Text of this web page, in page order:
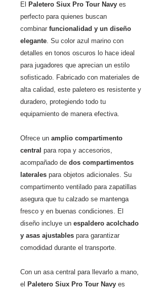
El Paletero Siux Pro Tour Navy es
perfecto para quienes buscan
combinar funcionalidad y un diseño
elegante. Su color azul marino con
detalles en tonos oscuros lo hace ideal
para jugadores que aprecian un estilo
sofisticado. Fabricado con materiales de
alta calidad, este paletero es resistente y
duradero, protegiendo todo tu
equipamiento de manera efectiva.
Ofrece un amplio compartimento
central para ropa y accesorios,
acompañado de dos compartimentos
laterales para objetos adicionales. Su
compartimento ventilado para zapatillas
asegura que tu calzado se mantenga
fresco y en buenas condiciones. El
diseño incluye un espaldero acolchado
y asas ajustables para garantizar
comodidad durante el transporte.
Con un asa central para llevarlo a mano,
el Paletero Siux Pro Tour Navy es